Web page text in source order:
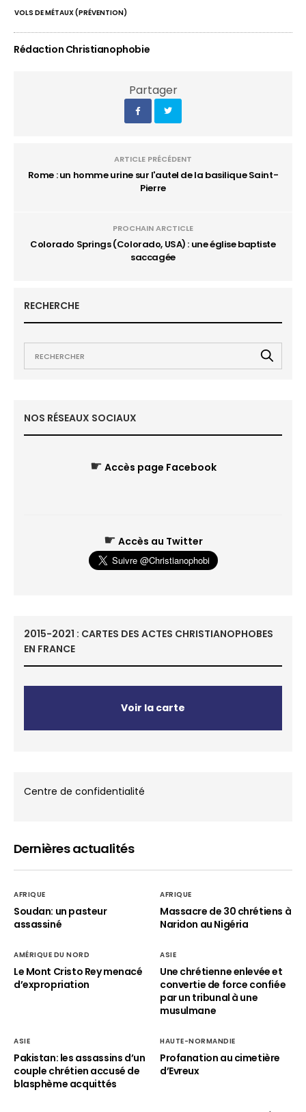
VOLS DE MÉTAUX (PRÉVENTION)
Rédaction Christianophobie
Partager
ARTICLE PRÉCÉDENT
Rome : un homme urine sur l'autel de la basilique Saint-
Pierre
PROCHAIN ARCTICLE
Colorado Springs (Colorado, USA) : une église baptiste
saccagée
RECHERCHE
NOS RÉSEAUX SOCIAUX
☛ Accès page Facebook
☛ Accès au Twitter
2015-2021 : CARTES DES ACTES CHRISTIANOPHOBES
EN FRANCE
Voir la carte
Centre de confidentialité
Dernières actualités
AFRIQUE
Soudan: un pasteur
assassiné
AFRIQUE
Massacre de 30 chrétiens à
Naridon au Nigéria
AMÉRIQUE DU NORD
Le Mont Cristo Rey menacé
d’expropriation
ASIE
Une chrétienne enlevée et
convertie de force confiée
par un tribunal à une
musulmane
ASIE
Pakistan: les assassins d’un
couple chrétien accusé de
blasphème acquittés
HAUTE-NORMANDIE
Profanation au cimetière
d’Evreux